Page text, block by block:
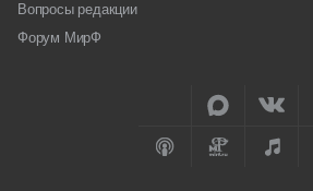
Вопросы редакции
Форум МирФ